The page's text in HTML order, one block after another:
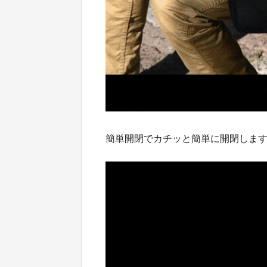
簡単開閉でカチッと簡単に開閉しま